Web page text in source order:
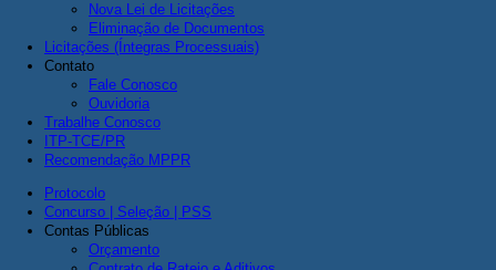
Nova Lei de Licitações
Eliminação de Documentos
Licitações (Íntegras Processuais)
Contato
Fale Conosco
Ouvidoria
Trabalhe Conosco
ITP-TCE/PR
Recomendação MPPR
Protocolo
Concurso | Seleção | PSS
Contas Públicas
Orçamento